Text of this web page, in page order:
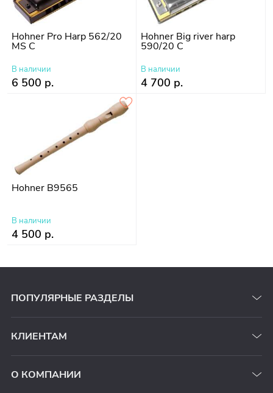
Hohner Pro Harp 562/20
MS C
В наличии
6 500 р.
Hohner Big river harp
590/20 C
В наличии
4 700 р.
Hohner B9565
В наличии
4 500 р.
ПОПУЛЯРНЫЕ РАЗДЕЛЫ
КЛИЕНТАМ
О КОМПАНИИ